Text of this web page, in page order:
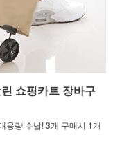
쇼핑카트 장바구
량 수납! 3개 구매시 1개